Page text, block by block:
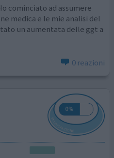
cominciato ad assumere
medica e le mie analisi del
un aumentata delle ggt a
0 reazioni